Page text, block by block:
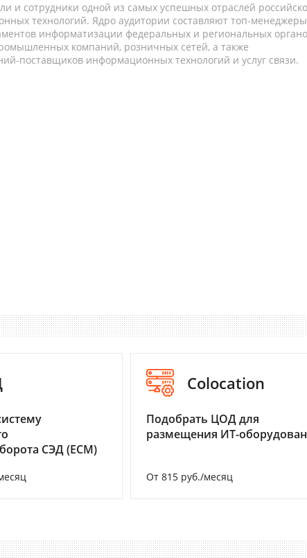
и сотрудники одной из самых успешных отраслей
технологий. Ядро аудитории составляют топ-
информатизации федеральных и региональных
компаний, розничных сетей, а также
поставщиков информационных технологий и услуг связи.
СЭД (ECM)
Colocation
Подобрать ЦОД для
размещения ИТ-
От 815 руб./месяц